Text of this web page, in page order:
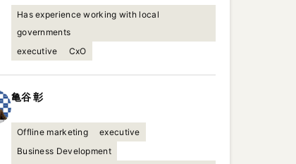
Has experience working with local
governments
executive
CxO
亀谷彰
Offline marketing
executive
Business Development